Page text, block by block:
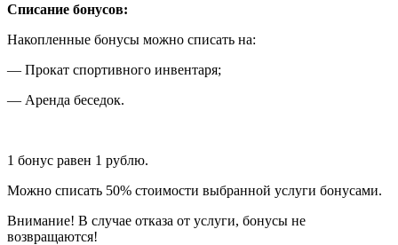
Списание бонусов:
Накопленные бонусы можно списать на:
— Прокат спортивного инвентаря;
— Аренда беседок.
1 бонус равен 1 рублю.
Можно списать 50% стоимости выбранной услуги бонусами.
Внимание! В случае отказа от услуги, бонусы не
возвращаются!